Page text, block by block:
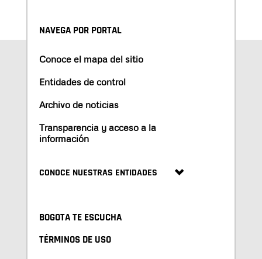
NAVEGA POR PORTAL
Conoce el mapa del sitio
Entidades de control
Archivo de noticias
Transparencia y acceso a la
información
CONOCE NUESTRAS ENTIDADES
BOGOTA TE ESCUCHA
TÉRMINOS DE USO